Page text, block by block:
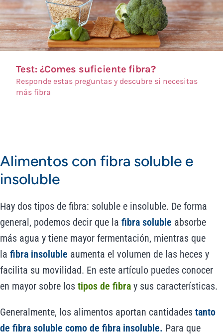
Alimentos con fibra soluble e
insoluble
Hay dos tipos de fibra: soluble e insoluble. De forma
general, podemos decir que la fibra soluble absorbe
más agua y tiene mayor fermentación, mientras que
la fibra insoluble aumenta el volumen de las heces y
facilita su movilidad. En este artículo puedes conocer
en mayor sobre los tipos de fibra y sus características.
Generalmente, los alimentos aportan cantidades tanto
de fibra soluble como de fibra insoluble. Para que